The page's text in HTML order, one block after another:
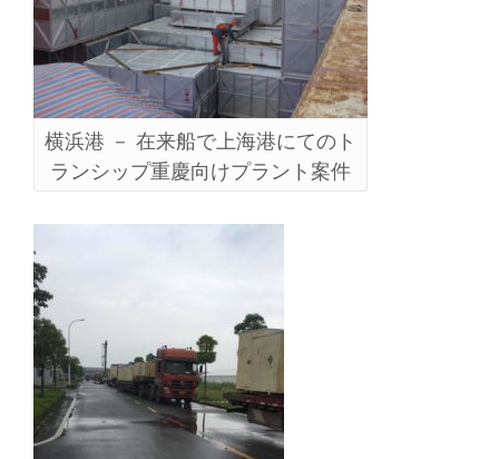
横浜港 － 在来船で上海港にてのト
ランシップ重慶向けプラント案件